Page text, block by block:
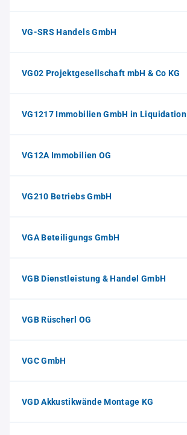
VG-SRS Handels GmbH
VG02 Projektgesellschaft mbH & Co KG
VG1217 Immobilien GmbH in Liquidation
VG12A Immobilien OG
VG210 Betriebs GmbH
VGA Beteiligungs GmbH
VGB Dienstleistung & Handel GmbH
VGB Rüscherl OG
VGC GmbH
VGD Akkustikwände Montage KG